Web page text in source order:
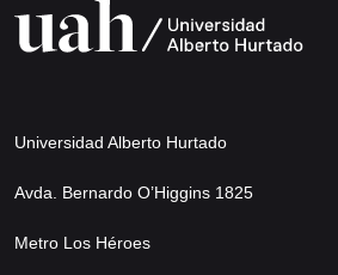
Universidad Alberto Hurtado
Avda. Bernardo O’Higgins 1825
Metro Los Héroes